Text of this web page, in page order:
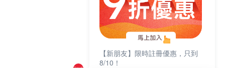
【新朋友】限時註冊優惠，只到
8/10！